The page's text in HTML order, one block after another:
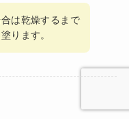
は乾燥するまで
ります。